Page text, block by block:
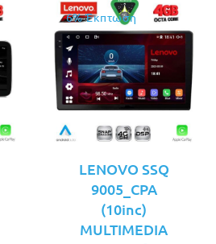
6% Έκπτωση
LENOVO SSQ
9005_CPA
(10inc)
MULTIMEDIA